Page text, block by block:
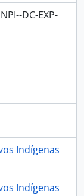
DC-EXP-
Indígenas
Indígenas